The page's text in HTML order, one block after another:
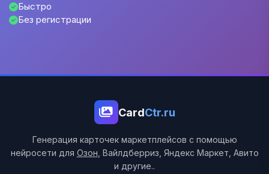
Быстро
Без регистрации
CardCtr.ru
Генерация карточек маркетплейсов с помощью
нейросети для Озон , Вайлдберриз, Яндекс Маркет, Авито
и другие..